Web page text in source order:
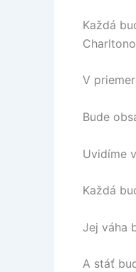
Každá
V
Bude
Uvidíme
Každá
Jej váha
A stáť